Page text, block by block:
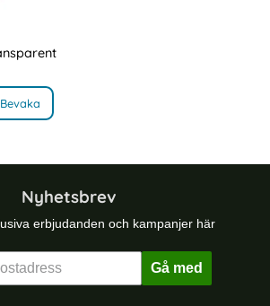
Bevaka
Transparent TPU Skal
Nyhetsbrev
erbjudanden och kampanjer här
Gå med